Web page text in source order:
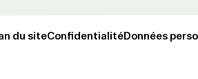
du siteConfidentialitéDonnées